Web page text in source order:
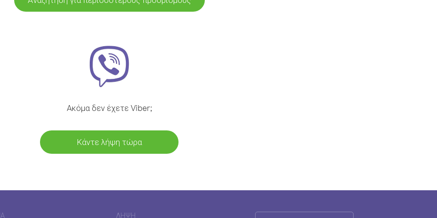
Ακόμα δεν έχετε Viber;
Κάντε λήψη τώρα
ΛΉΨΗ